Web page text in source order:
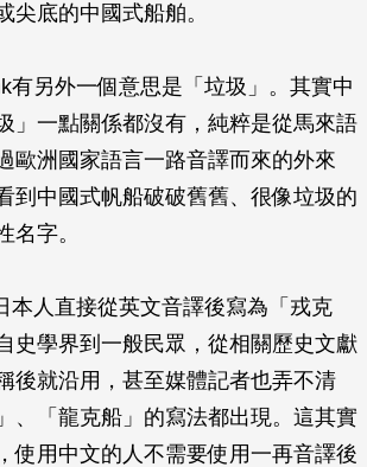
尖底的中國式船舶。
有另外一個意思是「垃圾」。其實中
」一點關係都沒有，純粹是從馬來語
歐洲國家語言一路音譯而來的外來
到中國式帆船破破舊舊、很像垃圾的
名字。
本人直接從英文音譯後寫為「戎克
史學界到一般民眾，從相關歷史文獻
後就沿用，甚至媒體記者也弄不清
、「龍克船」的寫法都出現。這其實
使用中文的人不需要使用一再音譯後